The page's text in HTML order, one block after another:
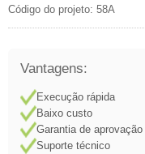
Código do projeto: 58A
Vantagens:
Execução rápida
Baixo custo
Garantia de aprovação
Suporte técnico